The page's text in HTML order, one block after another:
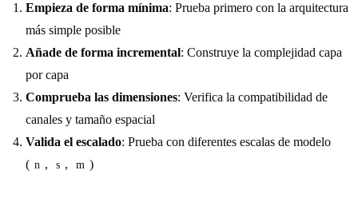
Empieza de forma mínima: Prueba primero con la arquitectura
más simple posible
Añade de forma incremental: Construye la complejidad capa
por capa
Comprueba las dimensiones: Verifica la compatibilidad de
canales y tamaño espacial
Valida el escalado: Prueba con diferentes escalas de modelo
( n , s , m )